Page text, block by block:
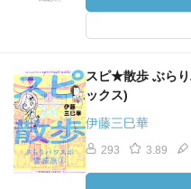
スピ★散歩 ぶら
ックス)
伊藤三巳華
293 3.89